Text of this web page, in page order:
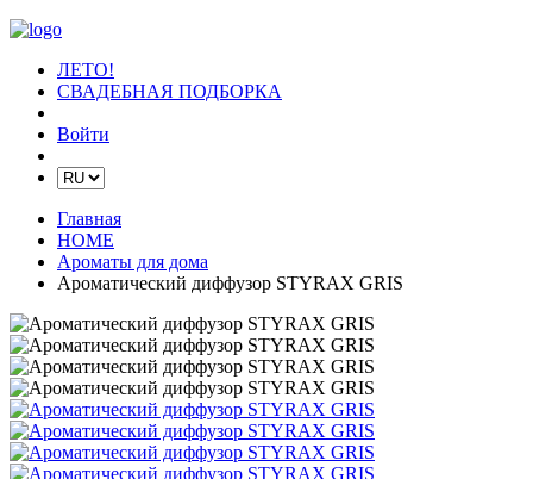
ЛЕТО!
СВАДЕБНАЯ ПОДБОРКА
Войти
Главная
HOME
Ароматы для дома
Ароматический диффузор STYRAX GRIS